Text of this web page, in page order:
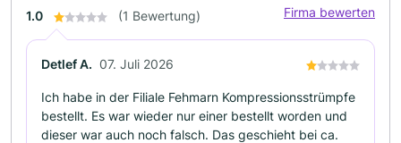
1.0 (1 Bewertung) Firma bewerten
Detlef A. 07. Juli 2026
Ich habe in der Filiale Fehmarn Kompressionsstrümpfe
bestellt. Es war wieder nur einer bestellt worden und
dieser war auch noch falsch. Das geschieht bei ca.